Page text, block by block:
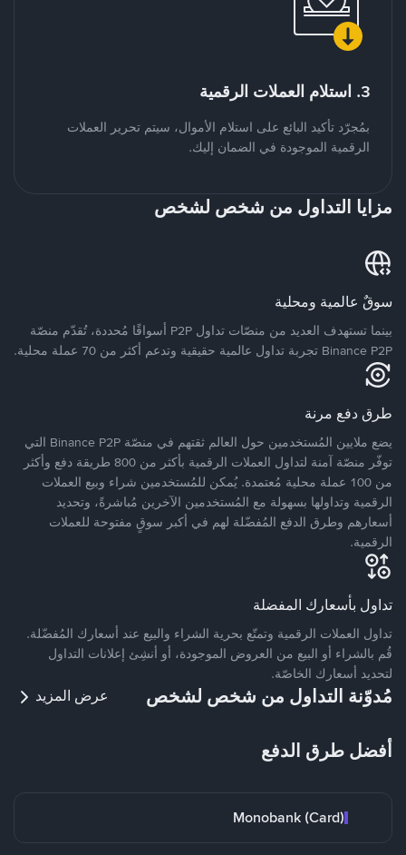
3. استلام العملات الرقمية
بمُجرّد تأكيد البائع على استلام الأموال، سيتم تحرير العملات
الرقمية الموجودة في الضمان إليك.
مزايا التداول من شخص لشخص
سوقٌ عالمية ومحلية
بينما تستهدف العديد من منصّات تداول P2P أسواقًا مُحددة، تُقدّم منصّة
Binance P2P تجربة تداول عالمية حقيقية وتدعم أكثر من 70 عملة محلية.
طرق دفع مرنة
يضع ملايين المُستخدمين حول العالم ثقتهم في منصّة Binance P2P التي
توفّر منصّة آمنة لتداول العملات الرقمية بأكثر من 800 طريقة دفع وأكثر
من 100 عملة محلية مُعتمدة. يُمكن للمُستخدمين شراء وبيع العملات
الرقمية وتداولها بسهولة مع المُستخدمين الآخرين مُباشرةً، وتحديد
أسعارهم وطرق الدفع المُفضّلة لهم في أكبر سوقٍ مفتوحة للعملات
الرقمية.
تداول بأسعارك المفضلة
تداول العملات الرقمية وتمتّع بحرية الشراء والبيع عند أسعارك المُفضّلة.
قُم بالشراء أو البيع من العروض الموجودة، أو أنشِئ إعلانات التداول
لتحديد أسعارك الخاصّة.
مُدوّنة التداول من شخص لشخص عرض المزيد
أفضل طرق الدفع
Monobank (Card)